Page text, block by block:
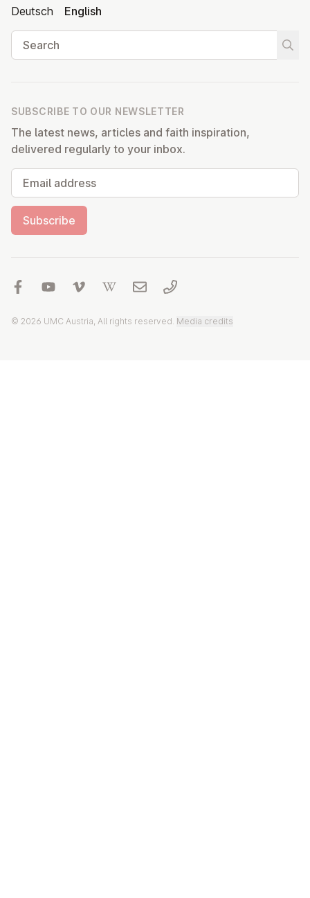
Deutsch
English
Search
SUBSCRIBE TO OUR NEWSLETTER
The latest news, articles and faith inspiration,
delivered regularly to your inbox.
Email address
Subscribe
© 2026 UMC Austria, All rights reserved. Media credits